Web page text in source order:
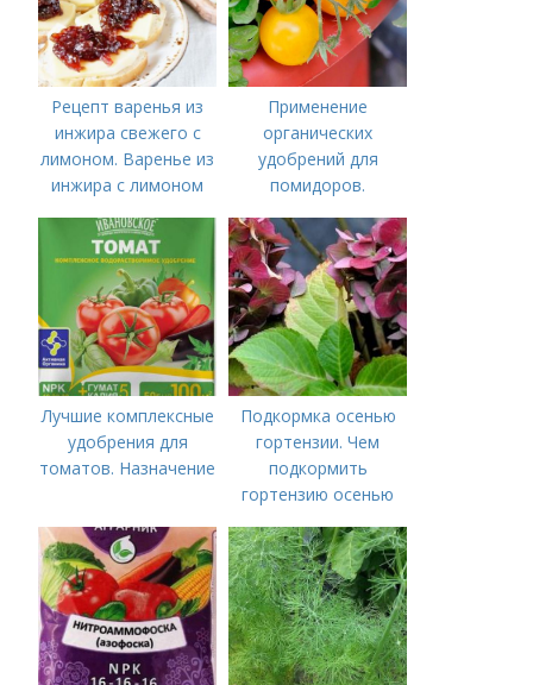
Рецепт варенья из
инжира свежего с
лимоном. Варенье из
инжира с лимоном
Применение
органических
удобрений для
помидоров.
удобрения для
томатов
Лучшие комплексные
удобрения для
томатов. Назначение
Подкормка осенью
гортензии. Чем
подкормить
гортензию осенью